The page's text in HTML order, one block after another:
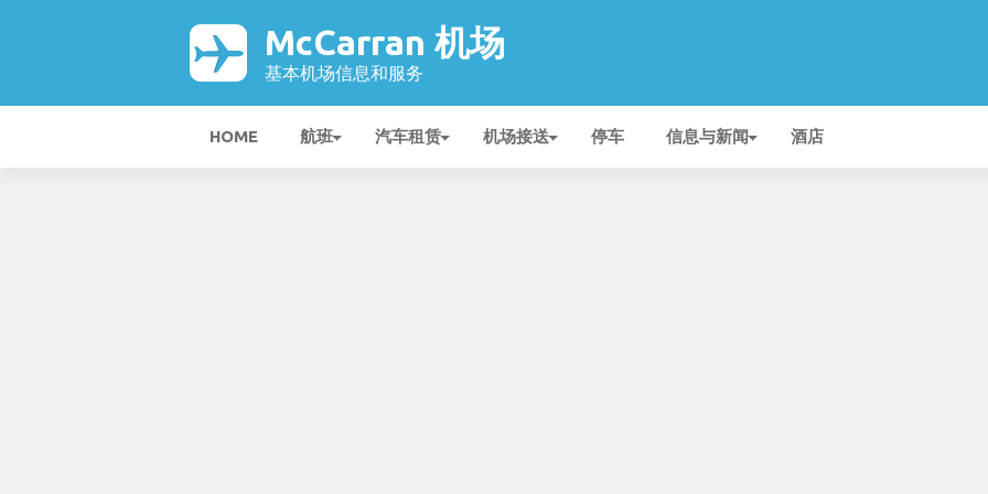
McCarran 机场
基本机场信息和服务
HOME 航班 汽车租赁 机场接送 停车 信息与新闻 酒店